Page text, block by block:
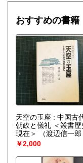
美術品・フィギュ
取り扱い分野
哲学宗教、歴史、社
文、外国文学、趣味
郷土誌
おすすめの書籍
天空の玉座 : 中国古
朝政と儀礼 ＜叢書歴
現在＞
（渡辺信一郎
￥2,000